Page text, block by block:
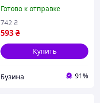
амбушюрами из мягкого
материала белая newyork
Готово к отправке
593₴
742 ₴
Купить
Бузина 91%